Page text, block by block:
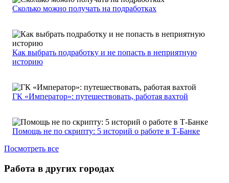
Сколько можно получать на подработках
Как выбрать подработку и не попасть в неприятную
историю
ГК «Император»: путешествовать, работая вахтой
Помощь не по скрипту: 5 историй о работе в Т-Банке
Посмотреть все
Работа в других городах